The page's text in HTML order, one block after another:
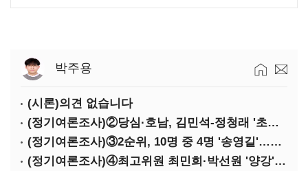
박주용
(시론)의견 없습니다
(정기여론조사)②당심·호남, 김민석-정청래 '초접전'
(정기여론조사)③2순위, 10명 중 4명 '송영길'…정청래 '한 자릿수'
(정기여론조사)④최고위원 최민희·박선원 '양강'…서미화·이성윤·임미애 뒤이어